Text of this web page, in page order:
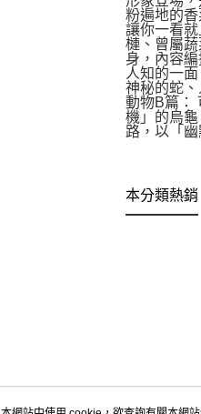
粉遍地的
讓你一看
槤、曾屬
身，內容
人知的一
神秘的蛇
動物B篇：
機」的烏
路，以「
本分類熱銷